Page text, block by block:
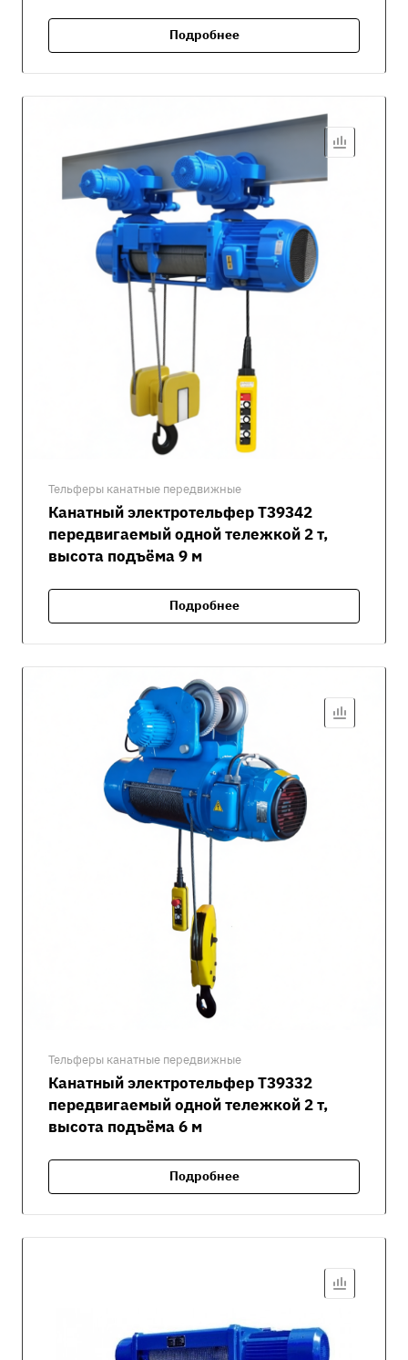
Подробнее
Тельферы канатные передвижные
Канатный электротельфер Т39342
передвигаемый одной тележкой 2 т,
высота подъёма 9 м
Подробнее
Тельферы канатные передвижные
Канатный электротельфер Т39332
передвигаемый одной тележкой 2 т,
высота подъёма 6 м
Подробнее